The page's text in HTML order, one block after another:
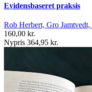
Evidensbaseret praksis
Rob Herbert, Gro
160,00 kr.
Nypris 364,95 kr.